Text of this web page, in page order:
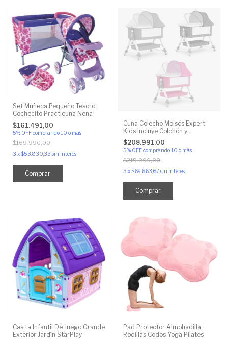
Set Muñeca Pequeño Tesoro
Cochecito Practicuna Nena
$161.491,00
5% OFFcomprando 10 o más
$169.990,00
3 x$53.830,33 sin interés
Cuna Colecho Moisés Expert
Kids Incluye Colchón y
Mosquitero
$208.991,00
5% OFF comprando 10 o más
$219.990,00
3 x$69.663,67sin interés
Comprar
Casita Infantil De Juego Grande
Exterior Jardín StarPlay
Pad Protector Almohadilla
Rodillas Codos Yoga Pilates